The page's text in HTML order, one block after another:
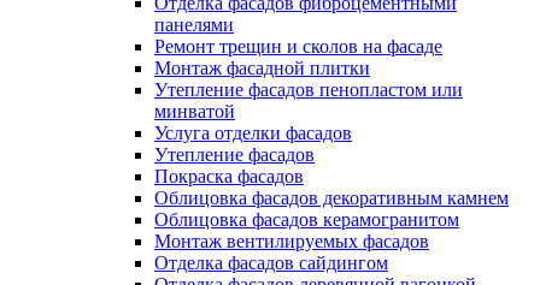
панелями
Ремонт трещин и сколов на фасаде
Монтаж фасадной плитки
Утепление фасадов пенопластом или
минватой
Услуга отделки фасадов
Утепление фасадов
Покраска фасадов
Облицовка фасадов декоративным камнем
Облицовка фасадов керамогранитом
Монтаж вентилируемых фасадов
Отделка фасадов сайдингом